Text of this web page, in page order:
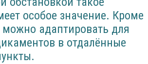
особое значение. Кроме
можно адаптировать для
в отдалённые